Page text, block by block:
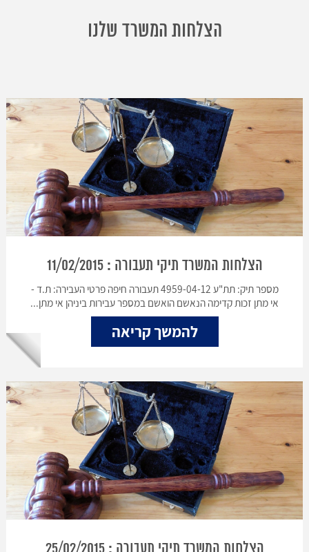
הצלחות המשרד שלנו
הצלחות המשרד תיקי תעבורה : 11/02/2015
מספר תיק: תת"ע 4959-04-12 תעבורה חיפה פרטי העבירה: ת.ד -
אי מתן זכות קדימה הנאשם הואשם במספר עבירות ביניהן אי מתן...
להמשך קריאה